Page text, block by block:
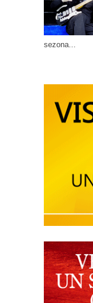
sezona...